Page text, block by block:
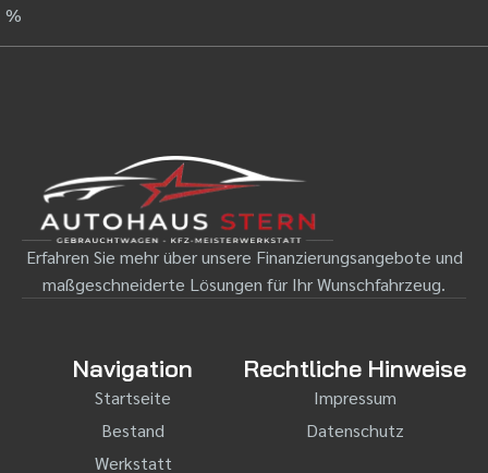
%
Erfahren Sie mehr über unsere Finanzierungsangebote und
maßgeschneiderte Lösungen für Ihr Wunschfahrzeug.
Navigation
Startseite
Bestand
Werkstatt
Rechtliche Hinweise
Impressum
Datenschutz